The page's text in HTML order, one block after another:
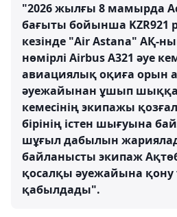
"2026 жылғы 8 мамырда
бағыты бойынша KZR921
кезінде "Air Astana" АҚ-
нөмірлі Airbus A321 әуе
авиациялық оқиға орын
әуежайынан ұшып
кемесінің экипажы
бірінің істен шығуына
шұғыл дабылын
байланысты экипаж
қосалқы әуежайына
қабылдады".